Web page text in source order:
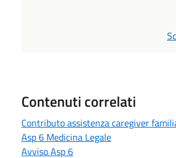
Contenuti correlati
Contributo assistenza caregiver
Asp 6 Medicina Legale
Avviso Asp 6